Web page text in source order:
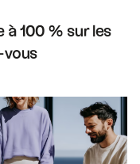
à 100 % sur les
vous